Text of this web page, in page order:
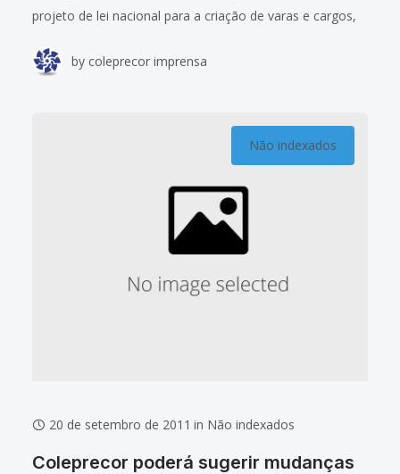
projeto de lei nacional para a criação de varas e cargos,
by coleprecor imprensa
Não indexados
20 de setembro de 2011 in Não indexados
Coleprecor poderá sugerir mudanças